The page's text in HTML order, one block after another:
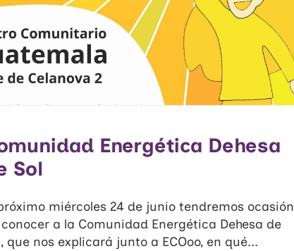
Energética Dehesa
Sol
miércoles 24 de junio tendremos ocasión
a la Comunidad Energética Dehesa de
que nos explicará junto a ECOoo, en qué...